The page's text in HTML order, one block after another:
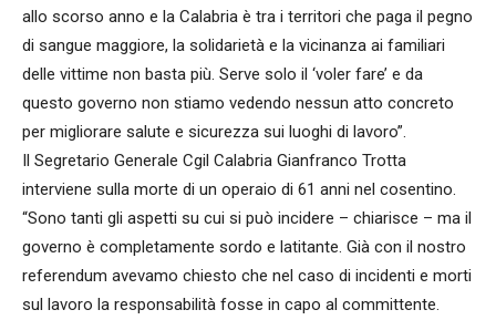
allo scorso anno e la Calabria è tra i territori che paga il pegno
di sangue maggiore, la solidarietà e la vicinanza ai familiari
delle vittime non basta più. Serve solo il ‘voler fare’ e da
questo governo non stiamo vedendo nessun atto concreto
per migliorare salute e sicurezza sui luoghi di lavoro”.
Il Segretario Generale Cgil Calabria Gianfranco Trotta
interviene sulla morte di un operaio di 61 anni nel cosentino.
“Sono tanti gli aspetti su cui si può incidere – chiarisce – ma il
governo è completamente sordo e latitante. Già con il nostro
referendum avevamo chiesto che nel caso di incidenti e morti
sul lavoro la responsabilità fosse in capo al committente.